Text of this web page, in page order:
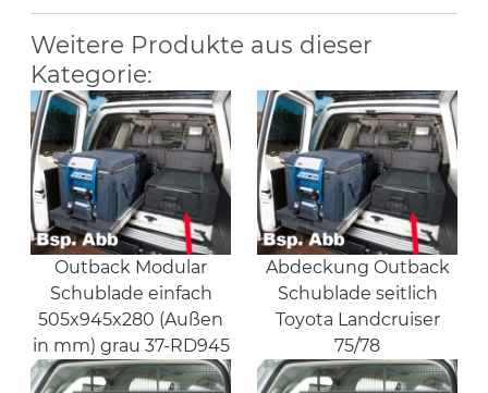
Weitere Produkte aus dieser
Kategorie:
Outback Modular
Schublade einfach
505x945x280 (Außen
in mm) grau 37-RD945
Abdeckung Outback
Schublade seitlich
Toyota Landcruiser
75/78